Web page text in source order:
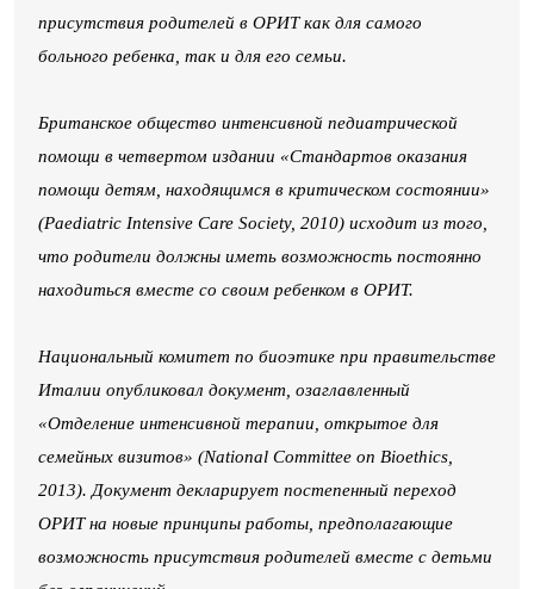
присутствия родителей в ОРИТ как для самого
больного ребенка, так и для его семьи.
Британское общество интенсивной педиатрической
помощи в четвертом издании «Стандартов оказания
помощи детям, находящимся в критическом состоянии»
(Paediatric Intensive Care Society, 2010) исходит из того,
что родители должны иметь возможность постоянно
находиться вместе со своим ребенком в ОРИТ.
Национальный комитет по биоэтике при правительстве
Италии опубликовал документ, озаглавленный
«Отделение интенсивной терапии, открытое для
семейных визитов» (National Committee on Bioethics,
2013). Документ декларирует постепенный переход
ОРИТ на новые принципы работы, предполагающие
возможность присутствия родителей вместе с детьми